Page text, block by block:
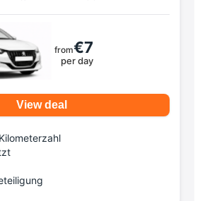
from€7
per day
View deal